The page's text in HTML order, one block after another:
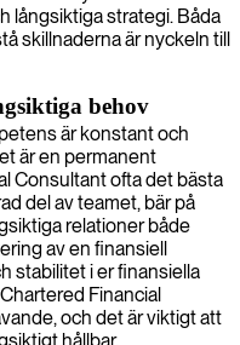
långsiktiga strategi. Båda
skillnaderna är nyckeln till
behov
är konstant och
är en permanent
Consultant ofta det bästa
del av teamet, bär på
relationer både
av en finansiell
stabilitet i er finansiella
Financial
och det är viktigt att
hållbar.